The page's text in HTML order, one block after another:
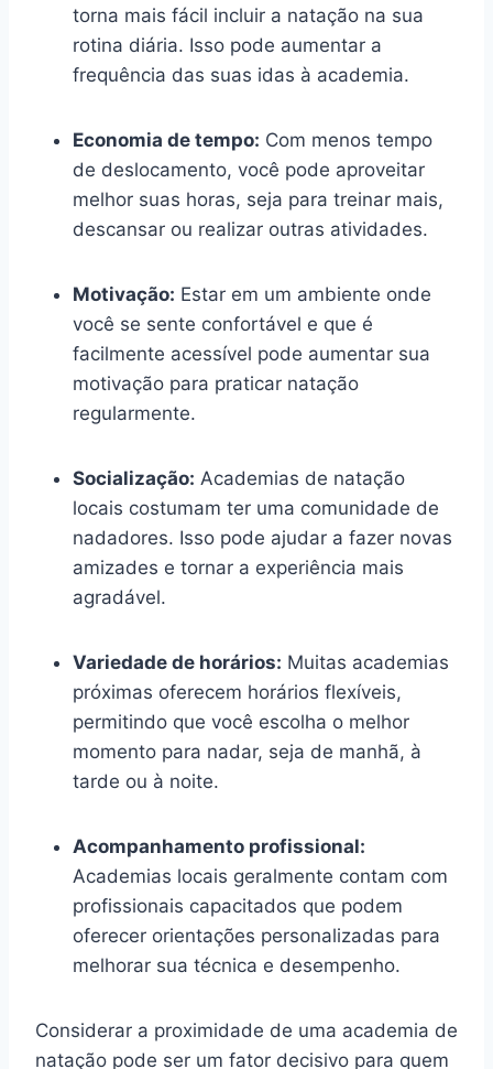
torna mais fácil incluir a natação na sua
rotina diária. Isso pode aumentar a
frequência das suas idas à academia.
Economia de tempo: Com menos tempo
de deslocamento, você pode aproveitar
melhor suas horas, seja para treinar mais,
descansar ou realizar outras atividades.
Motivação: Estar em um ambiente onde
você se sente confortável e que é
facilmente acessível pode aumentar sua
motivação para praticar natação
regularmente.
Socialização: Academias de natação
locais costumam ter uma comunidade de
nadadores. Isso pode ajudar a fazer novas
amizades e tornar a experiência mais
agradável.
Variedade de horários: Muitas academias
próximas oferecem horários flexíveis,
permitindo que você escolha o melhor
momento para nadar, seja de manhã, à
tarde ou à noite.
Acompanhamento profissional:
Academias locais geralmente contam com
profissionais capacitados que podem
oferecer orientações personalizadas para
melhorar sua técnica e desempenho.
Considerar a proximidade de uma academia de
natação pode ser um fator decisivo para quem